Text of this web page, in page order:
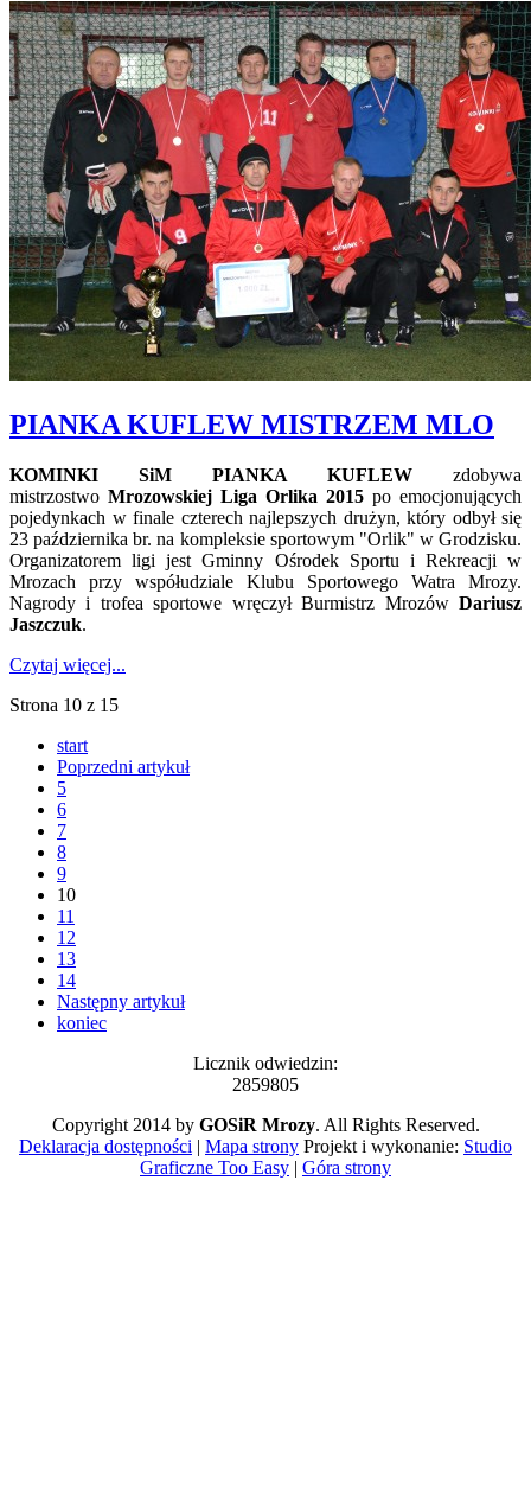
PIANKA KUFLEW MISTRZEM MLO
KOMINKI SiM PIANKA KUFLEW zdobywa
mistrzostwo Mrozowskiej Liga Orlika 2015 po emocjonujących
pojedynkach w finale czterech najlepszych drużyn, który odbył się
23 października br. na kompleksie sportowym "Orlik" w Grodzisku.
Organizatorem ligi jest Gminny Ośrodek Sportu i Rekreacji w
Mrozach przy współudziale Klubu Sportowego Watra Mrozy.
Nagrody i trofea sportowe wręczył Burmistrz Mrozów Dariusz
Jaszczuk.
Czytaj więcej...
Strona 10 z 15
start
Poprzedni artykuł
5
6
7
8
9
10
11
12
13
14
Następny artykuł
koniec
Licznik odwiedzin:
2859805
Copyright 2014 by GOSiR Mrozy. All Rights Reserved.
Deklaracja dostępności | Mapa strony Projekt i wykonanie: Studio
Graficzne Too Easy | Góra strony